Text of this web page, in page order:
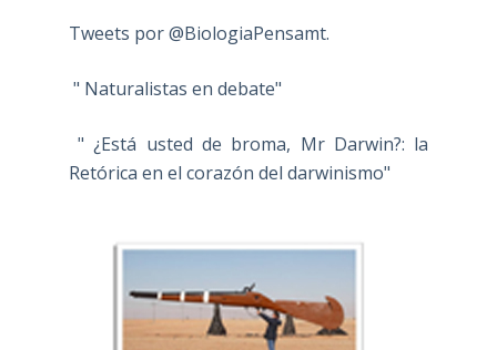
Tweets por @BiologiaPensamt.
" Naturalistas en debate"
" ¿Está usted de broma, Mr Darwin?: la
Retórica en el corazón del darwinismo"